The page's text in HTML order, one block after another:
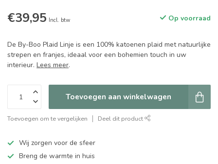
€39,95 Incl. btw Op voorraad
De By-Boo Plaid Linje is een 100% katoenen plaid met natuurlijke
strepen en franjes, ideaal voor een bohemien touch in uw
interieur. Lees meer.
Toevoegen aan winkelwagen
Toevoegen om te vergelijken Deel dit product
Wij zorgen voor de sfeer
Breng de warmte in huis